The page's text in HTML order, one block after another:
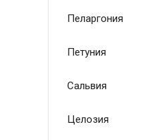
Пеларгония
Петуния
Сальвия
Целозия